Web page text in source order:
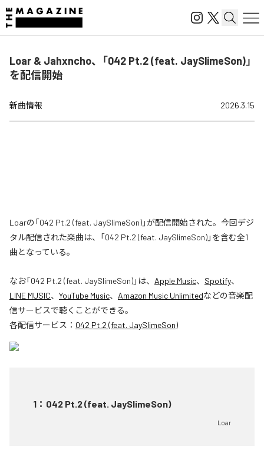
Loar & Jahxncho、「042 Pt.2 (feat. JaySlimeSon)」
を配信開始
新曲情報 2026.3.15
Loarの「042 Pt.2 (feat. JaySlimeSon)」が配信開始された。今回デジ
タル配信された楽曲は、「042 Pt.2 (feat. JaySlimeSon)」を含む全1
曲となっている。
なお「042 Pt.2 (feat. JaySlimeSon)」は、 Apple Music、 Spotify、
LINE MUSIC、 YouTube Music、 Amazon Music Unlimitedなどの音楽配
信サービスで聴くことができる。
各配信サービス： 042 Pt.2 (feat. JaySlimeSon)
1 ： 042 Pt.2 (feat. JaySlimeSon)
Loar